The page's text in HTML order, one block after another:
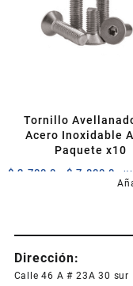
Tornillo
Acero Inoxidable
Paquete x10
$ 2.700,0 $ 7.800,0
de
$
$
variantes.
Las
Dirección:
Calle 46 A # 23A 30 sur